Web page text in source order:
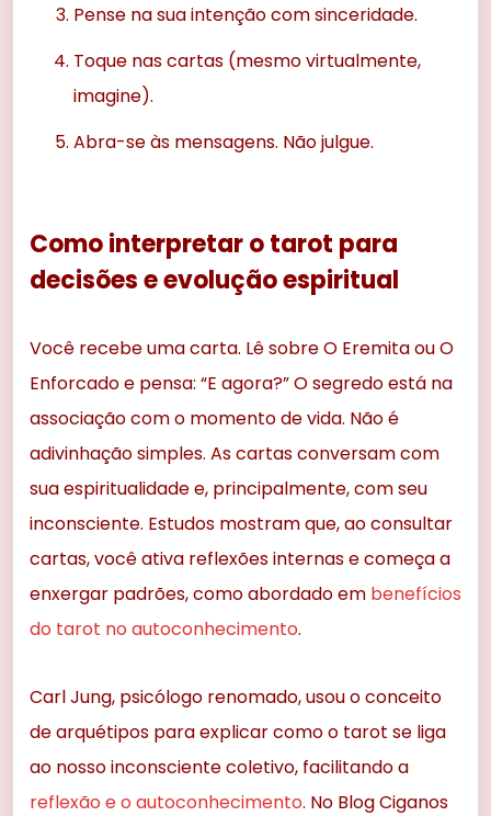
Pense na sua intenção com sinceridade.
Toque nas cartas (mesmo virtualmente,
imagine).
Abra-se às mensagens. Não julgue.
Como interpretar o tarot para
decisões e evolução espiritual
Você recebe uma carta. Lê sobre O Eremita ou O
Enforcado e pensa: “E agora?” O segredo está na
associação com o momento de vida. Não é
adivinhação simples. As cartas conversam com
sua espiritualidade e, principalmente, com seu
inconsciente. Estudos mostram que, ao consultar
cartas, você ativa reflexões internas e começa a
enxergar padrões, como abordado em benefícios
do tarot no autoconhecimento.
Carl Jung, psicólogo renomado, usou o conceito
de arquétipos para explicar como o tarot se liga
ao nosso inconsciente coletivo, facilitando a
reflexão e o autoconhecimento. No Blog Ciganos